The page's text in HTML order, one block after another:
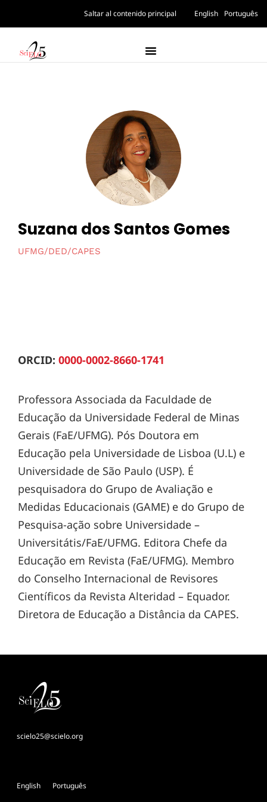
Saltar al contenido principal English Português
Suzana dos Santos Gomes
UFMG/DED/CAPES
ORCID: 0000-0002-8660-1741
Professora Associada da Faculdade de
Educação da Universidade Federal de Minas
Gerais (FaE/UFMG). Pós Doutora em
Educação pela Universidade de Lisboa (U.L) e
Universidade de São Paulo (USP). É
pesquisadora do Grupo de Avaliação e
Medidas Educacionais (GAME) e do Grupo de
Pesquisa-ação sobre Universidade –
Universitátis/FaE/UFMG. Editora Chefe da
Educação em Revista (FaE/UFMG). Membro
do Conselho Internacional de Revisores
Científicos da Revista Alteridad – Equador.
Diretora de Educação a Distância da CAPES.
scielo25@scielo.org
English Português